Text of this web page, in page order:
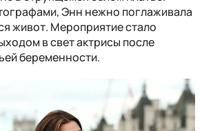
Энн нежно поглаживала
живот. Мероприятие стало
в свет актрисы после
беременности.